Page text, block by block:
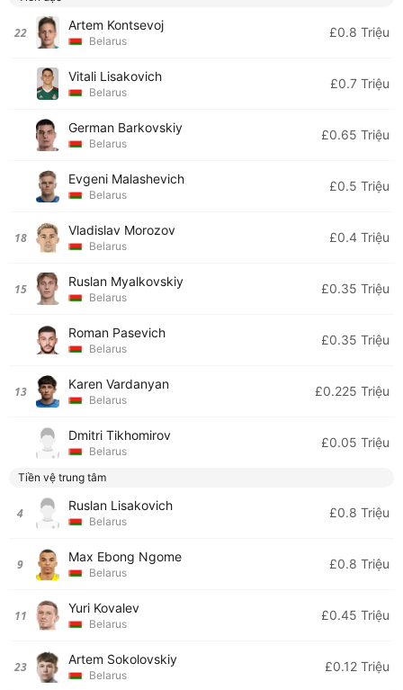
22 Artem Kontsevoj
Belarus
£0.8 Triệu
Vitali Lisakovich
Belarus
£0.7 Triệu
German Barkovskiy
Belarus
£0.65 Triệu
Evgeni Malashevich
Belarus
£0.5 Triệu
18 Vladislav Morozov
Belarus
£0.4 Triệu
15 Ruslan Myalkovskiy
Belarus
£0.35 Triệu
Roman Pasevich
Belarus
£0.35 Triệu
13 Karen Vardanyan
Belarus
£0.225 Triệu
Dmitri Tikhomirov
Belarus
£0.05 Triệu
Tiền vệ trung tâm
4 Ruslan Lisakovich
Belarus
£0.8 Triệu
9 Max Ebong Ngome
Belarus
£0.8 Triệu
11 Yuri Kovalev
Belarus
£0.45 Triệu
23 Artem Sokolovskiy
Belarus
£0.12 Triệu